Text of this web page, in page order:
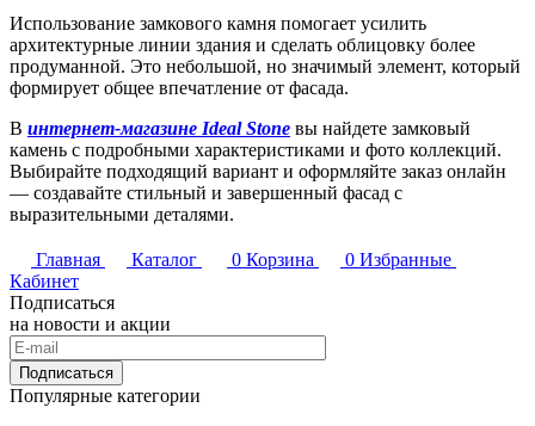
Использование замкового камня помогает усилить
архитектурные линии здания и сделать облицовку более
продуманной. Это небольшой, но значимый элемент, который
формирует общее впечатление от фасада.
В интернет-магазине Ideal Stone вы найдете замковый
камень с подробными характеристиками и фото коллекций.
Выбирайте подходящий вариант и оформляйте заказ онлайн
— создавайте стильный и завершенный фасад с
выразительными деталями.
Главная Каталог 0 Корзина 0 Избранные
Кабинет
Подписаться
на новости и акции
Подписаться
Популярные категории